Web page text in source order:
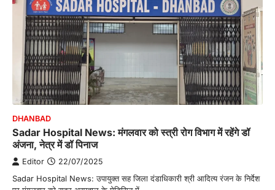
DHANBAD
Sadar Hospital News: मंगलवार को स्त्री रोग विभाग में रहेंगे डॉ
अंजना, नेत्र में डॉ पिनाज
Editor 22/07/2025
Sadar Hospital News: उपायुक्त सह जिला दंडाधिकारी श्री आदित्य रंजन के निर्देश